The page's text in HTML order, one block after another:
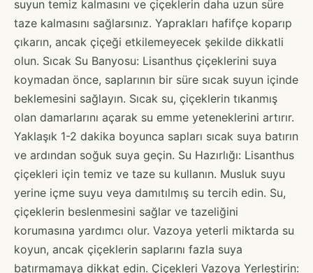
suyun temiz kalmasını ve çiçeklerin daha uzun süre
taze kalmasını sağlarsınız. Yaprakları hafifçe koparıp
çıkarın, ancak çiçeği etkilemeyecek şekilde dikkatli
olun. Sıcak Su Banyosu: Lisanthus çiçeklerini suya
koymadan önce, saplarının bir süre sıcak suyun içinde
beklemesini sağlayın. Sıcak su, çiçeklerin tıkanmış
olan damarlarını açarak su emme yeteneklerini artırır.
Yaklaşık 1-2 dakika boyunca sapları sıcak suya batırın
ve ardından soğuk suya geçin. Su Hazırlığı: Lisanthus
çiçekleri için temiz ve taze su kullanın. Musluk suyu
yerine içme suyu veya damıtılmış su tercih edin. Su,
çiçeklerin beslenmesini sağlar ve tazeliğini
korumasına yardımcı olur. Vazoya yeterli miktarda su
koyun, ancak çiçeklerin saplarını fazla suya
batırmamaya dikkat edin. Çiçekleri Vazoya Yerleştirin: